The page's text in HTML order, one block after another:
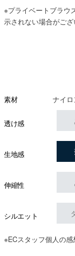
※プライベートブラウ
示されない場合がござ
素材 ナイ
透け感
生地感
伸縮性
シルエット
※ECスタッフ個人の感